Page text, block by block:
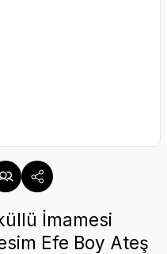
İmamesi
Efe Boy Ateş